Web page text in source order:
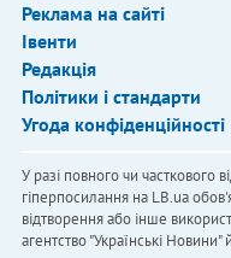
Реклама на сайті
Івенти
Редакція
Політики і стандарти
Угода конфіденційності
У разі повного чи часткового
гіперпосилання на LB.ua
відтворення або інше
агентство "Українськi Новини"